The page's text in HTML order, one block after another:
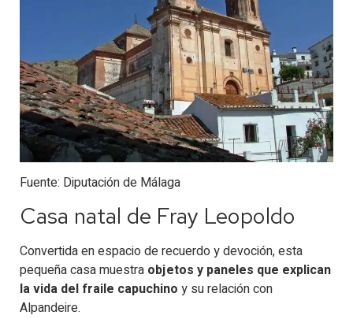
Fuente: Diputación de Málaga
Casa natal de Fray Leopoldo
Convertida en espacio de recuerdo y devoción, esta
pequeña casa muestra objetos y paneles que explican
la vida del fraile capuchino y su relación con
Alpandeire.